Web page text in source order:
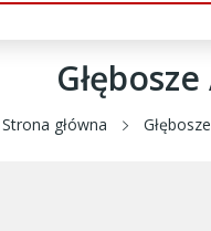
Strona główna Głębosze